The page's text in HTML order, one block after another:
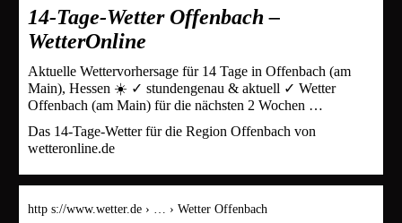
14-Tage-Wetter Offenbach –
WetterOnline
Aktuelle Wettervorhersage für 14 Tage in Offenbach (am
Main), Hessen ☀️ ✓ stundengenau & aktuell ✓ Wetter
Offenbach (am Main) für die nächsten 2 Wochen …
Das 14-Tage-Wetter für die Region Offenbach von
wetteronline.de
http s://www.wetter.de › … › Wetter Offenbach